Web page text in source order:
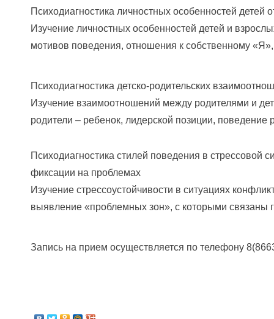
Психодиагностика личностных особенностей детей
Изучение личностных особенностей детей и
мотивов поведения, отношения к собственному
Психодиагностика детско-родительских
Изучение взаимоотношений между родителями и
родители – ребенок, лидерской позиции,
Психодиагностика стилей поведения в стрессовой
фиксации на проблемах
Изучение стрессоустойчивости в ситуациях
выявление «проблемных зон», с которыми связаны
Запись на прием осуществляется по телефону